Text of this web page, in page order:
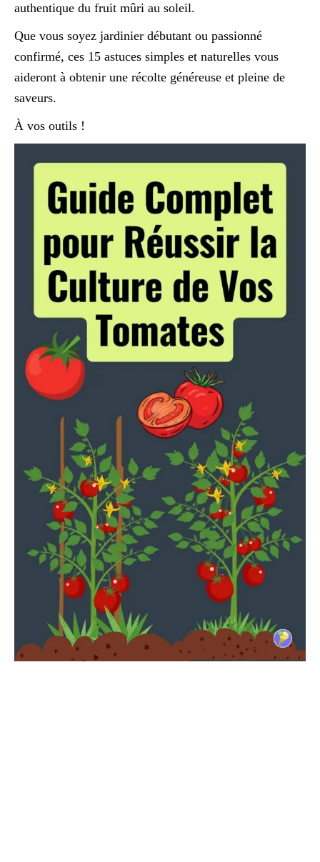
authentique du fruit mûri au soleil.
Que vous soyez jardinier débutant ou passionné
confirmé, ces 15 astuces simples et naturelles vous
aideront à obtenir une récolte généreuse et pleine de
saveurs.
À vos outils !